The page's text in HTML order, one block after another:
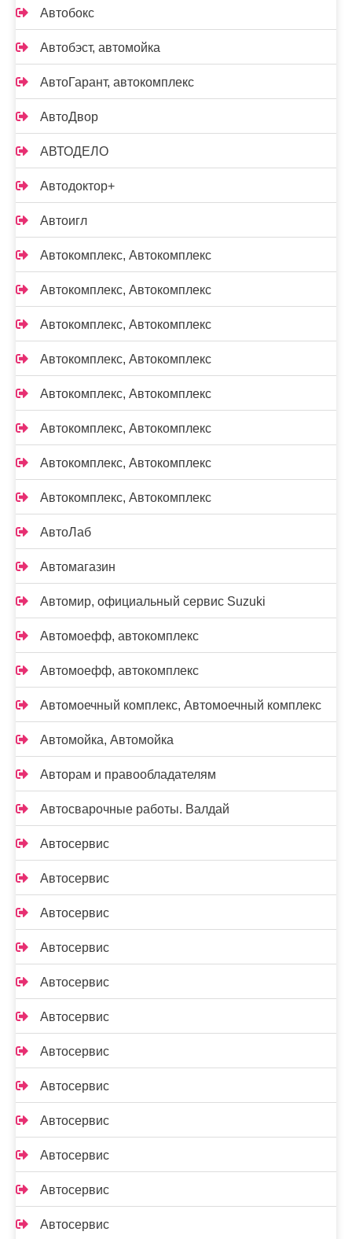
Автобокс
Автобэст, автомойка
АвтоГарант, автокомплекс
АвтоДвор
АВТОДЕЛО
Автодоктор+
Автоигл
Автокомплекс, Автокомплекс
Автокомплекс, Автокомплекс
Автокомплекс, Автокомплекс
Автокомплекс, Автокомплекс
Автокомплекс, Автокомплекс
Автокомплекс, Автокомплекс
Автокомплекс, Автокомплекс
Автокомплекс, Автокомплекс
АвтоЛаб
Автомагазин
Автомир, официальный сервис Suzuki
Автомоефф, автокомплекс
Автомоефф, автокомплекс
Автомоечный комплекс, Автомоечный комплекс
Автомойка, Автомойка
Авторам и правообладателям
Автосварочные работы. Валдай
Автосервис
Автосервис
Автосервис
Автосервис
Автосервис
Автосервис
Автосервис
Автосервис
Автосервис
Автосервис
Автосервис
Автосервис